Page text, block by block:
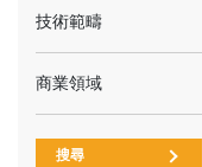
技術範疇
商業領域
搜尋